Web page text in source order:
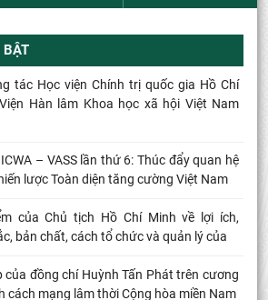
BẬT
tác Học viện Chính trị quốc gia Hồ Chí
Hàn lâm Khoa học xã hội Việt Nam
– VASS lần thứ 6: Thúc đẩy quan hệ
lược Toàn diện tăng cường Việt Nam
của Chủ tịch Hồ Chí Minh về lợi ích,
bản chất, cách tổ chức và quản lý của
của đồng chí Huỳnh Tấn Phát trên cương
cách mạng lâm thời Cộng hòa miền Nam